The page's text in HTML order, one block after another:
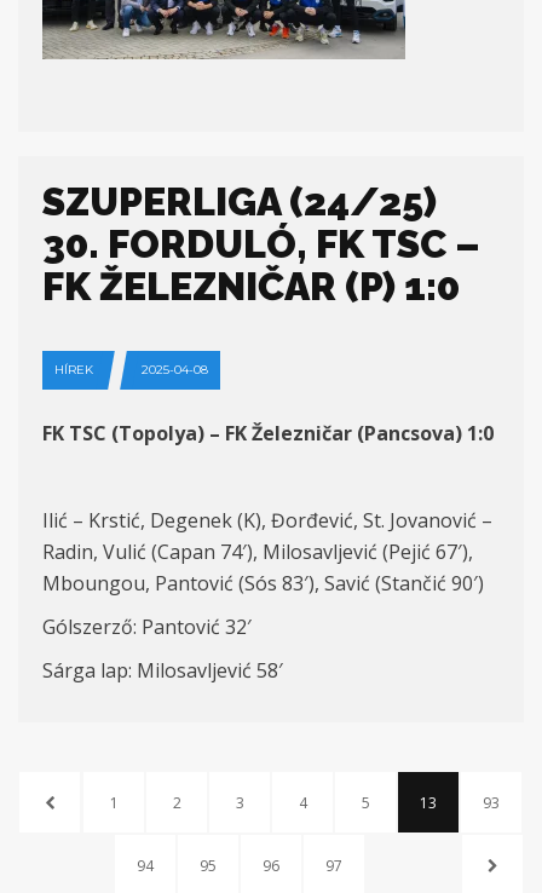
SZUPERLIGA (24/25)
30. FORDULÓ, FK TSC –
FK ŽELEZNIČAR (P) 1:0
HÍREK 2025-04-08
FK TSC (Topolya) – FK Železničar (Pancsova) 1:0
Ilić – Krstić, Degenek (K), Đorđević, St. Jovanović –
Radin, Vulić (Capan 74′), Milosavljević (Pejić 67′),
Mboungou, Pantović (Sós 83′), Savić (Stančić 90′)
Gólszerző: Pantović 32′
Sárga lap: Milosavljević 58′
1 2 3 4 5 13 93
94 95 96 97